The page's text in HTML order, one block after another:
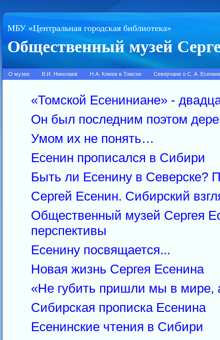
МБУ «Центральная городская библиотека»
Общественный музей
О музее В.И. Николаев Н.А. Клюев в Томске Северчане о С. А.
«Томской Есениниане» -
Он был последним поэтом
Умом их не понять…
Есенин прописался в Сибири
Быть ли Есенину в Северске?
Сергей Есенин. Сибирский
Общественный музей Сергея
перспективы
Есенину посвящается...
Новая жизнь Сергея Есенина
«Не губить пришли мы в мире,
Сибирская прописка Есенина
Есенинские чтения в Сибири